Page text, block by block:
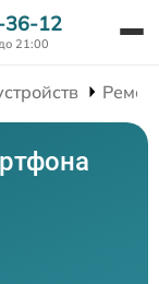
36-12
21:00